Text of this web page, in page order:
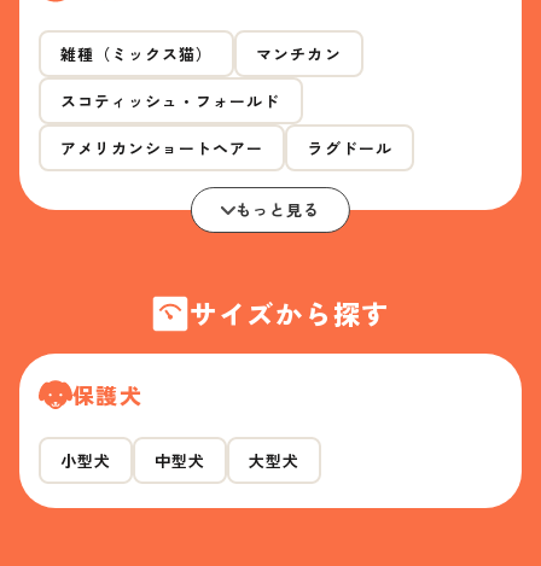
雑種（ミックス猫） マンチカン
スコティッシュ・フォールド
アメリカンショートヘアー ラグドール
もっと見る
サイズから探す
保護犬
小型犬 中型犬 大型犬